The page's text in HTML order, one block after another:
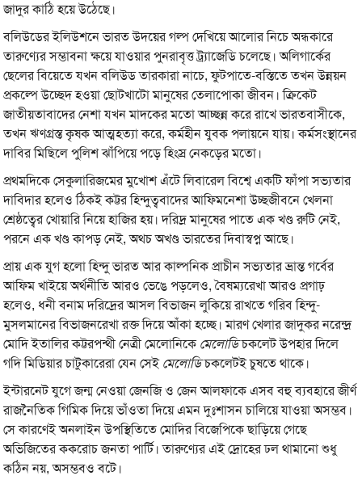
জাদুর কাঠি হয়ে উঠেছে।
বলিউডের ইলিউশনে ভারত উদয়ের গল্প দেখিয়ে আলোর নিচে অন্ধকারে
তারুণ্যের সম্ভাবনা ক্ষয়ে যাওয়ার পুনরাবৃত্ত ট্র্যাজেডি চলেছে। অলিগার্কের
ছেলের বিয়েতে যখন বলিউড তারকারা নাচে, ফুটপাতে-বস্তিতে তখন উন্নয়ন
প্রকল্পে উচ্ছেদ হওয়া ছোটখাটো মানুষের তেলাপোকা জীবন। ক্রিকেট
জাতীয়তাবাদের নেশা যখন মাদকের মতো আচ্ছন্ন করে রাখে ভারতবাসীকে,
তখন ঋণগ্রস্ত কৃষক আত্মহত্যা করে, কর্মহীন যুবক পলায়নে যায়। কর্মসংস্থানের
দাবির মিছিলে পুলিশ ঝাঁপিয়ে পড়ে হিংস্র নেকড়ের মতো।
প্রথমদিকে সেকুলারিজমের মুখোশ এঁটে লিবারেল বিশ্বে একটি ফাঁপা সভ্যতার
দাবিদার হলেও ঠিকই কট্টর হিন্দুত্ববাদের আফিমনেশা উচ্ছজীবনে খেলনা
শ্রেষ্ঠত্বের খোয়ারি নিয়ে হাজির হয়। দরিদ্র মানুষের পাতে এক খণ্ড রুটি নেই,
পরনে এক খণ্ড কাপড় নেই, অথচ অখণ্ড ভারতের দিবাস্বপ্ন আছে।
প্রায় এক যুগ হলো হিন্দু ভারত আর কাল্পনিক প্রাচীন সভ্যতার ভ্রান্ত গর্বের
আফিম খাইয়ে অর্থনীতি আরও ভেঙে পড়লেও, বৈষম্যরেখা আরও প্রগাঢ়
হলেও, ধনী বনাম দরিদ্রের আসল বিভাজন লুকিয়ে রাখতে গরিব হিন্দু-
মুসলমানের বিভাজনরেখা রক্ত দিয়ে আঁকা হচ্ছে। মারণ খেলার জাদুকর নরেন্দ্র
মোদি ইতালির কট্টরপন্থী নেত্রী মেলোনিকেমেলোডিচকলেট উপহার দিলে
গদি মিডিয়ার চাটুকারেরা যেন সেইমেলোডিচকলেটই চুষতে থাকে।
ইন্টারনেট যুগে জন্ম নেওয়া জেনজি ও জেন আলফাকে এসব বহু ব্যবহারে জীর্ণ
রাজনৈতিক গিমিক দিয়ে ভাঁওতা দিয়ে এমন দুঃশাসন চালিয়ে যাওয়া অসম্ভব।
সে কারণেই অনলাইন উপস্থিতিতে মোদির বিজেপিকে ছাড়িয়ে গেছে
অভিজিতের ককরোচ জনতা পার্টি। তারুণ্যের এই দ্রোহের ঢল থামানো শুধু
কঠিন নয়, অসম্ভবও বটে।